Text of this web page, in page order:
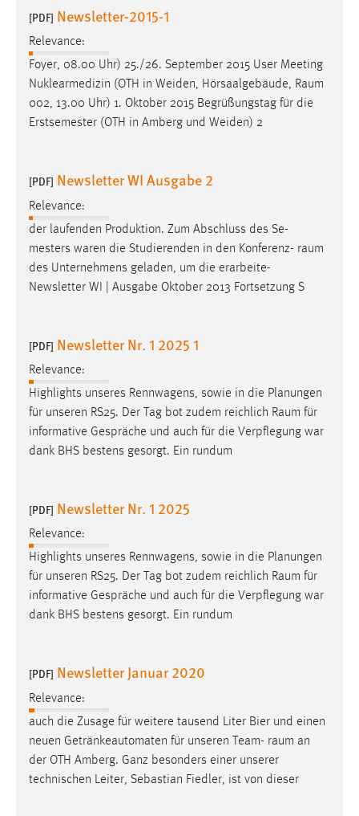
[PDF] Newsletter-2015-1
Relevance:
Foyer, 08.00 Uhr) 25./26. September 2015 User Meeting
Nuklearmedizin (OTH in Weiden, Hörsaalgebäude, Raum
002, 13.00 Uhr) 1. Oktober 2015 Begrüßungstag für die
Erstsemester (OTH in Amberg und Weiden) 2
[PDF] Newsletter WI Ausgabe 2
Relevance:
der laufenden Produktion. Zum Abschluss des Se-
mesters waren die Studierenden in den Konferenz- raum
des Unternehmens geladen, um die erarbeite-
Newsletter WI | Ausgabe Oktober 2013 Fortsetzung S
[PDF] Newsletter Nr. 1 2025 1
Relevance:
Highlights unseres Rennwagens, sowie in die Planungen
für unseren RS25. Der Tag bot zudem reichlich Raum für
informative Gespräche und auch für die Verpflegung war
dank BHS bestens gesorgt. Ein rundum
[PDF] Newsletter Nr. 1 2025
Relevance:
Highlights unseres Rennwagens, sowie in die Planungen
für unseren RS25. Der Tag bot zudem reichlich Raum für
informative Gespräche und auch für die Verpflegung war
dank BHS bestens gesorgt. Ein rundum
[PDF] Newsletter Januar 2020
Relevance:
auch die Zusage für weitere tausend Liter Bier und einen
neuen Getränkeautomaten für unseren Team- raum an
der OTH Amberg. Ganz besonders einer unserer
technischen Leiter, Sebastian Fiedler, ist von dieser